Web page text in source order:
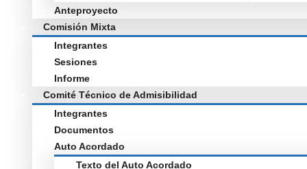
Anteproyecto
Comisión Mixta
Integrantes
Sesiones
Informe
Comité Técnico de Admisibilidad
Integrantes
Documentos
Auto Acordado
Texto del Auto Acordado